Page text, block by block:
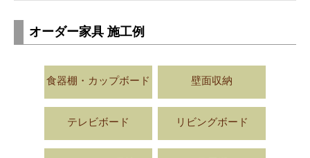
オーダー家具 施工例
食器棚・カップボード 壁面収納
テレビボード リビングボード